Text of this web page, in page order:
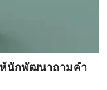
ห้นักพัฒนาถามคำ